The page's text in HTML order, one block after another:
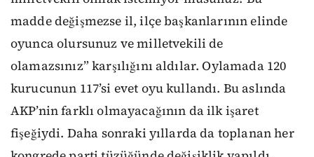
madde değişmezse il, ilçe başkanlarının elinde
oyunca olursunuz ve milletvekili de
olamazsınız” karşılığını aldılar. Oylamada 120
kurucunun 117’si evet oyu kullandı. Bu aslında
AKP’nin farklı olmayacağının da ilk işaret
fişeğiydi. Daha sonraki yıllarda da toplanan her